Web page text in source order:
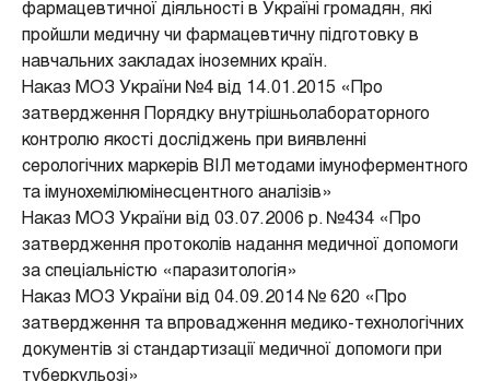
фармацевтичної діяльності в Україні громадян, які
пройшли медичну чи фармацевтичну підготовку в
навчальних закладах іноземних країн.
Наказ МОЗ України №4 від 14.01.2015 «Про
затвердження Порядку внутрішньолабораторного
контролю якості досліджень при виявленні
серологічних маркерів ВІЛ методами імуноферментного
та імунохемілюмінесцентного аналізів»
Наказ МОЗ України від 03.07.2006 р. №434 «Про
затвердження протоколів надання медичної допомоги
за спеціальністю «паразитологія»
Наказ МОЗ України від 04.09.2014 № 620 «Про
затвердження та впровадження медико-технологічних
документів зі стандартизації медичної допомоги при
туберкульозі»